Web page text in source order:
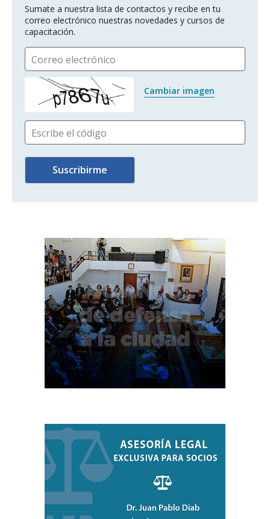
Sumate a nuestra lista de contactos y recibe en tu
correo electrónico nuestras novedades y cursos de
capacitación.
Correo electrónico
Cambiar imagen
Escribe el código